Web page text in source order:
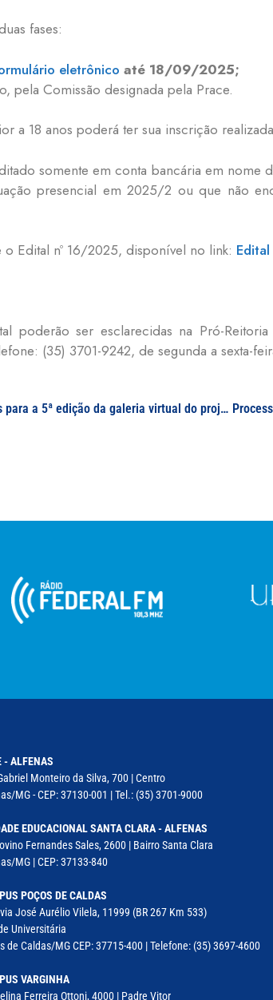
fases:
eletrônico até 18/09/2025;
pela Comissão designada pela Prace.
a 18 anos poderá ter sua inscrição
somente em conta bancária em nome
presencial em 2025/2 ou que não
o Edital nº 16/2025, disponível no link:
poderão ser esclarecidas na Pró-
(35) 3701-9242, de segunda a sexta-
Chamada de propostas artístico-culturais para a 5ª edição da galeria virtual do projeto “Uma mostra”
- ALFENAS
Monteiro da Silva, 700 | Centro
MG - CEP: 37130-001 | Tel.: (35) 3701-9000
EDUCACIONAL SANTA CLARA - ALFENAS
Fernandes Sales, 2600 | Bairro Santa Clara
MG | CEP: 37133-840
POÇOS DE CALDAS
José Aurélio Vilela, 11999 (BR 267 Km 533)
Universitária
de Caldas/MG CEP: 37715-400 | Telefone: (35) 3697-4600
VARGINHA
Ferreira Ottoni, 4000 | Padre Vitor